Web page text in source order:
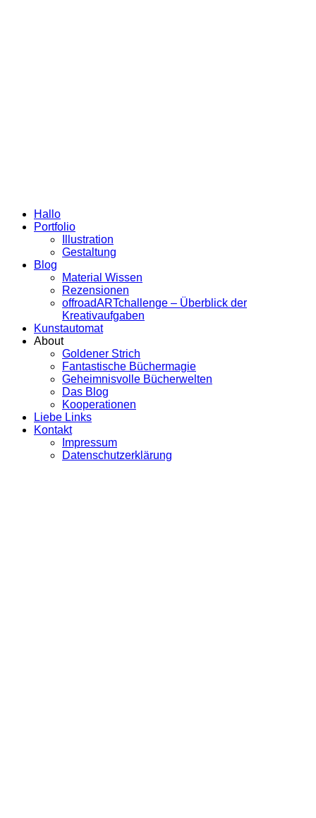
Hallo
Portfolio
Illustration
Gestaltung
Blog
Material Wissen
Rezensionen
offroadARTchallenge – Überblick der
Kreativaufgaben
Kunstautomat
About
Goldener Strich
Fantastische Büchermagie
Geheimnisvolle Bücherwelten
Das Blog
Kooperationen
Liebe Links
Kontakt
Impressum
Datenschutzerklärung